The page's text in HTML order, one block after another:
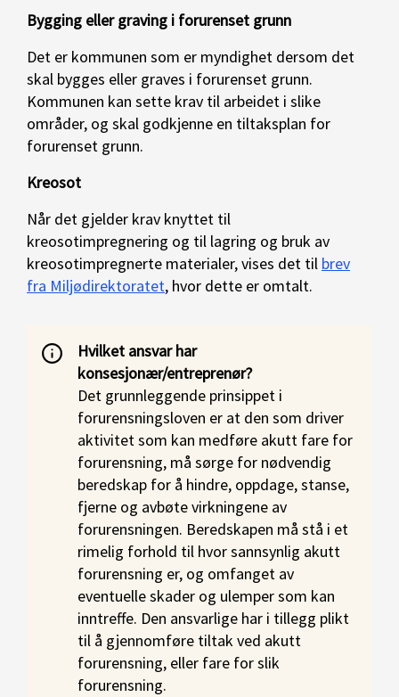
Bygging eller graving i forurenset grunn
Det er kommunen som er myndighet dersom det
skal bygges eller graves i forurenset grunn.
Kommunen kan sette krav til arbeidet i slike
områder, og skal godkjenne en tiltaksplan for
forurenset grunn.
Kreosot
Når det gjelder krav knyttet til
kreosotimpregnering og til lagring og bruk av
kreosotimpregnerte materialer, vises det til brev
fra Miljødirektoratet, hvor dette er omtalt.
Hvilket ansvar har
konsesjonær/entreprenør?
Det grunnleggende prinsippet i
forurensningsloven er at den som driver
aktivitet som kan medføre akutt fare for
forurensning, må sørge for nødvendig
beredskap for å hindre, oppdage, stanse,
fjerne og avbøte virkningene av
forurensningen. Beredskapen må stå i et
rimelig forhold til hvor sannsynlig akutt
forurensning er, og omfanget av
eventuelle skader og ulemper som kan
inntreffe. Den ansvarlige har i tillegg plikt
til å gjennomføre tiltak ved akutt
forurensning, eller fare for slik
forurensning.